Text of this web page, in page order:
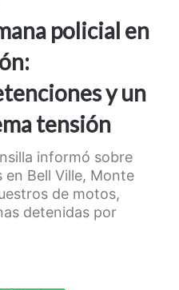
policial en
y un
tensión
informó sobre
Bell Ville, Monte
de motos,
detenidas por